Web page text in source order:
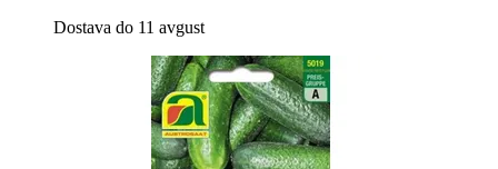
Dostava do 11 avgust